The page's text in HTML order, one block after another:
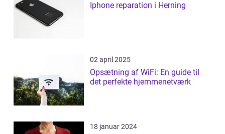
Iphone reparation i Herning
02 april 2025
Opsætning af WiFi: En guide til
det perfekte hjemmenetværk
18 januar 2024